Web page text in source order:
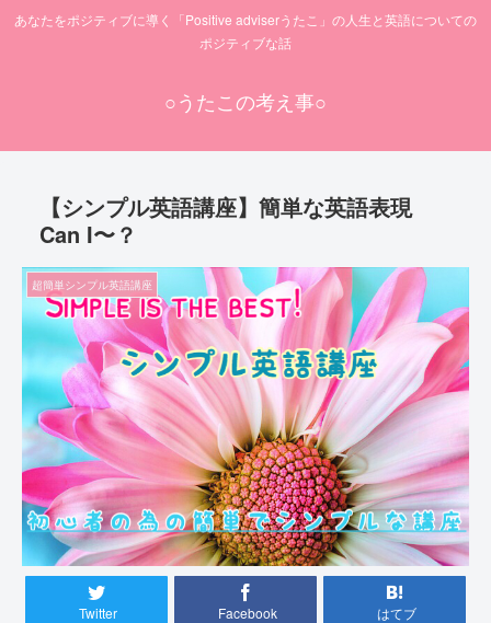
あなたをポジティブに導く「Positive adviserうたこ」の人生と英語についての
ポジティブな話
○うたこの考え事○
【シンプル英語講座】簡単な英語表現
Can I〜？
超簡単シンプル英語講座
Twitter Facebook はてブ